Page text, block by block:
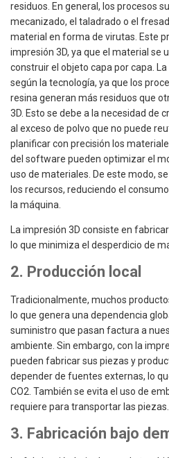
residuos. En general, los procesos
mecanizado, el taladrado o el
material en forma de virutas. Este
impresión 3D, ya que el material se
construir el objeto capa por capa.
según la tecnología, ya que los
resina generan más residuos que
3D. Esto se debe a la necesidad de
al exceso de polvo que no puede
planificar con precisión los
del software pueden optimizar el
uso de materiales. De este modo,
los recursos, reduciendo el
la máquina.
La impresión 3D consiste en
lo que minimiza el desperdicio de
2. Producción local
Tradicionalmente, muchos
lo que genera una dependencia
suministro que pasan factura a
ambiente. Sin embargo, con la
pueden fabricar sus piezas y
depender de fuentes externas, lo
CO2. También se evita el uso de
requiere para transportar las piezas.
3. Fabricación bajo